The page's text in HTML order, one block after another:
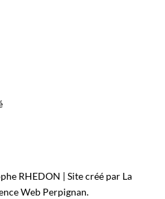
RHEDON | Site créé par La
Web Perpignan.